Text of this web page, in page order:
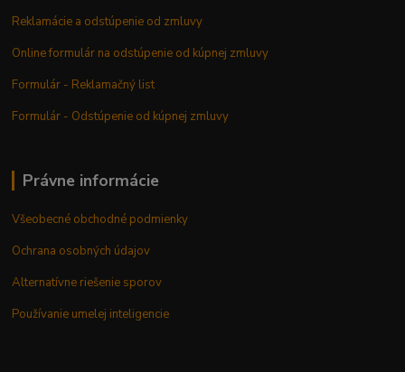
Reklamácie a odstúpenie od zmluvy
Online formulár na odstúpenie od kúpnej zmluvy
Formulár - Reklamačný list
Formulár - Odstúpenie od kúpnej zmluvy
Právne informácie
Všeobecné obchodné podmienky
Ochrana osobných údajov
Alternatívne riešenie sporov
Používanie umelej inteligencie